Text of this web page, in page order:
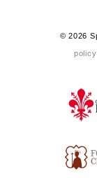
© 2026
policy